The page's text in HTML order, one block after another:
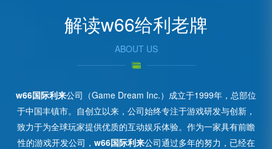
解读w66给利老牌
ABOUT US
w66国际利来公司（Game Dream Inc.）成立于1999年，总部位
于中国丰镇市。自创立以来，公司始终专注于游戏研发与创新，
致力于为全球玩家提供优质的互动娱乐体验。作为一家具有前瞻
性的游戏开发公司， w66国际利来公司通过多年的努力，已经在